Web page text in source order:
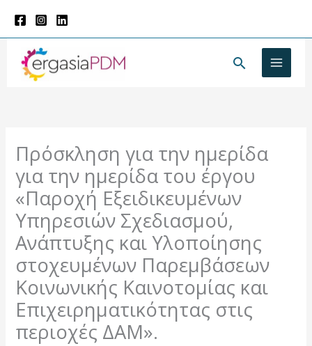
στο
περιεχόμενο
Πρόσκληση για την ημερίδα
για την ημερίδα του έργου
«Παροχή Εξειδικευμένων
Υπηρεσιών Σχεδιασμού,
Ανάπτυξης και Υλοποίησης
στοχευμένων Παρεμβάσεων
Κοινωνικής Καινοτομίας και
Επιχειρηματικότητας στις
περιοχές ΔΑΜ».